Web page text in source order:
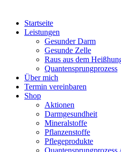
Startseite
Leistungen
Gesunder Darm
Gesunde Zelle
Raus aus dem
Quantensprungprozess
Über mich
Termin vereinbaren
Shop
Aktionen
Darmgesundheit
Mineralstoffe
Pflanzenstoffe
Pflegeprodukte
Quantensprungprozess